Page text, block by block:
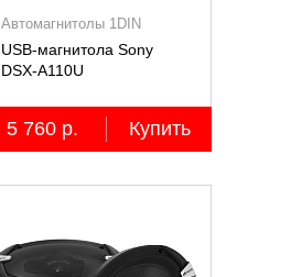
Автомагнитолы 1DIN
USB-магнитола Sony
DSX-A110U
5 760 р. Купить